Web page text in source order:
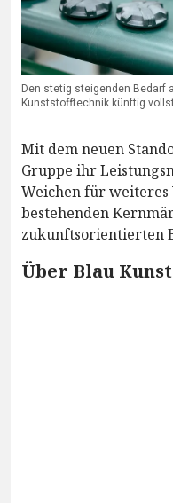
Den stetig steigenden Bedarf
Kunststofftechnik künftig
Mit dem neuen
Gruppe ihr
Weichen für weiteres
bestehenden
zukunftsorientierten
Über Blau